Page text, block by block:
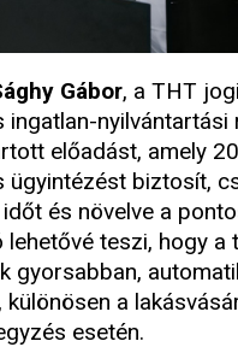
Gábor, a THT
ingatlan-nyilvántartási
előadást, amely
ügyintézést biztosít,
és növelve a
lehetővé teszi, hogy a
gyorsabban,
különösen a
esetén.